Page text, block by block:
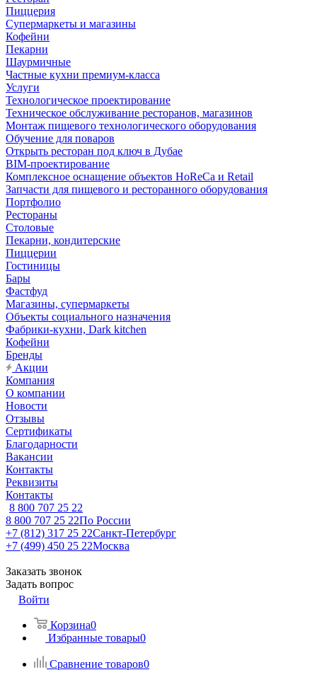
Пиццерия
Супермаркеты и магазины
Кофейни
Пекарни
Шаурмичные
Частные кухни премиум-класса
Услуги
Технологическое проектирование
Техническое обслуживание ресторанов, магазинов
Монтаж пищевого технологического оборудования
Обучение для поваров
Открыть ресторан под ключ в Дубае
BIM-проектирование
Комплексное оснащение объектов HoReCa и Retail
Запчасти для пищевого и ресторанного оборудования
Портфолио
Рестораны
Столовые
Пекарни, кондитерские
Пиццерии
Гостиницы
Бары
Фастфуд
Магазины, супермаркеты
Объекты социального назначения
Фабрики-кухни, Dark kitchen
Кофейни
Бренды
Акции
Компания
О компании
Новости
Отзывы
Сертификаты
Благодарности
Вакансии
Контакты
Реквизиты
Контакты
8 800 707 25 22
8 800 707 25 22По России
+7 (812) 317 25 22Санкт-Петербург
+7 (499) 450 25 22Москва
Заказать звонок
Задать вопрос
Войти
Корзина0
Избранные товары0
Сравнение товаров0